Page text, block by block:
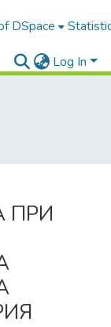
DSpace
Log In
ПРИ